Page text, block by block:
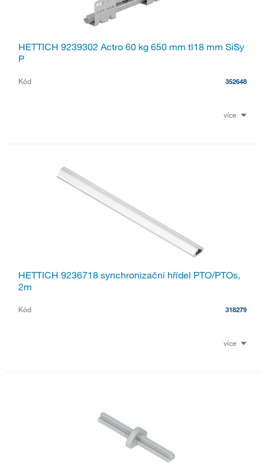
HETTICH 9239302 Actro 60 kg 650 mm tl18 mm SiSy
P
Kód 352648
více
HETTICH 9236718 synchronizační hřídel PTO/PTOs,
2m
Kód 318279
více